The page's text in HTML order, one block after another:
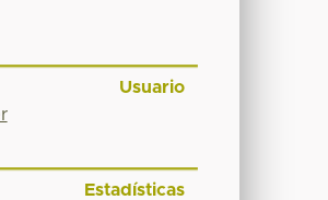
Usuario
Estadísticas